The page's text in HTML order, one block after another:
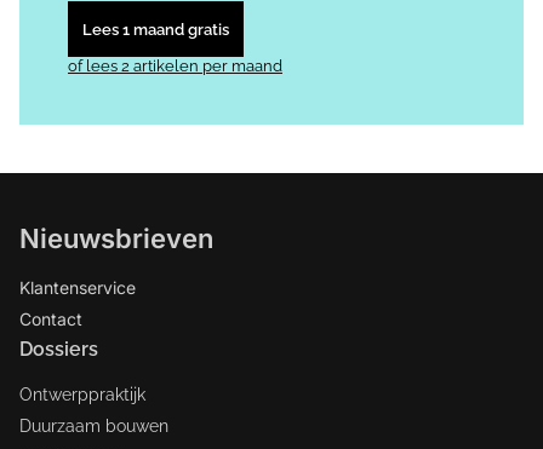
Lees 1 maand gratis
of lees 2 artikelen per maand
Nieuwsbrieven
Klantenservice
Contact
Dossiers
Ontwerppraktijk
Duurzaam bouwen